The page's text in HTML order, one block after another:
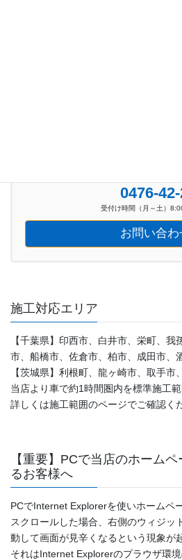
0476-
受付け時間（月～土）
お問い合わ
施工対応エリア
【千葉県】印西市、白井市、栄町、
市、船橋市、佐倉市、柏市、成田市、
【茨城県】利根町、龍ヶ崎市、取手市
当店より車で約1時間圏内を標準施工
詳しくは施工範囲のページでご確認く
【重要】PCで当店のホーム
るお客様へ
PCでInternet Explorerを使いホームペ
スクロールした場合、右側のウィジッ
動して画面が見辛くなるという現象が
それはInternet Explorerのプラウザ環